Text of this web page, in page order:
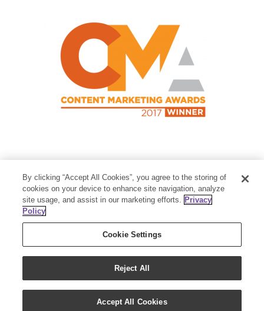
Member Services:
1-800-371-3515
Thanksgiving Point Business Park
3125 Executive Parkway
Lehi, UT 84043
Copyright 2018 - Young Living Essential Oils | All Rights Reserved
By clicking “Accept All Cookies”, you agree to the storing of
cookies on your device to enhance site navigation, analyze
site usage, and assist in our marketing efforts. Privacy
Policy
Cookie Settings
Reject All
Accept All Cookies